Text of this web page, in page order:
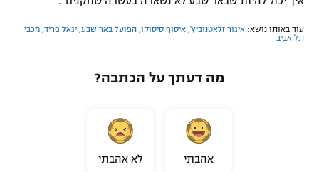
עוד באותו נושא: איגור זלאטנוביץ' איסוף סיסוקו הפועל באר שבע יגאל פריד מכבי
תל אביב
מה דעתך על הכתבה?
אהבתי לא אהבתי